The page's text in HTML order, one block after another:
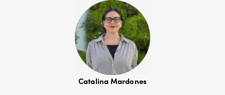
Catalina Mardones